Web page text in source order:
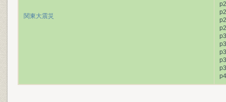
関東大震災